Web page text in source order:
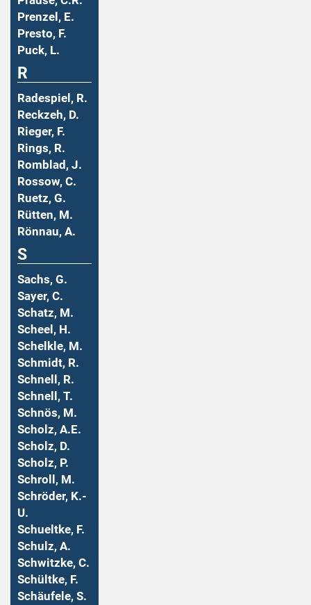
Prenzel, E.
Presto, F.
Puck, L.
R
Radespiel, R.
Reckzeh, D.
Rieger, F.
Rings, R.
Romblad, J.
Rossow, C.
Ruetz, G.
Rütten, M.
Rönnau, A.
S
Sachs, G.
Sayer, C.
Schatz, M.
Scheel, H.
Schelkle, M.
Schmidt, R.
Schnell, R.
Schnell, T.
Schnös, M.
Scholz, A.E.
Scholz, D.
Scholz, P.
Schroll, M.
Schröder, K.-
U.
Schueltke, F.
Schulz, A.
Schwitzke, C.
Schültke, F.
Schäufele, S.